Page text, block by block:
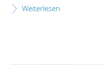
Weiterlesen